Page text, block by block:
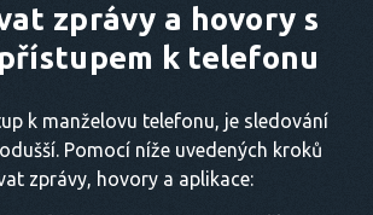
zprávy a hovory s
k telefonu
k manželovu telefonu, je sledování
Pomocí níže uvedených kroků
zprávy, hovory a aplikace: